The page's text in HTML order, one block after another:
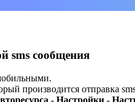
sms сообщения
производится отправка